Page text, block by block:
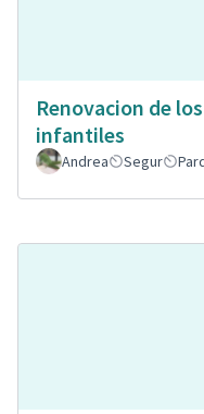
Renovacion de
infantiles
Andrea Segur